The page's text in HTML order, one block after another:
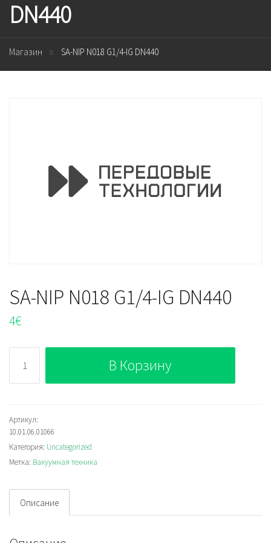
DN440
Магазин SA-NIP N018 G1/4-IG DN440
SA-NIP N018 G1/4-IG DN440
4€
NIP
N018
G1/4-
IG
DN440
В Корзину
Артикул:
10.01.06.01066
Категория: Uncategorized
Метка: Вакуумная техника
Описание